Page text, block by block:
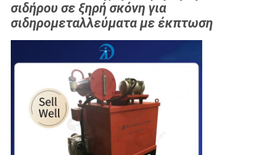
σιδήρου σε ξηρή σκόνη για
σιδηρομεταλλεύματα με έκπτωση